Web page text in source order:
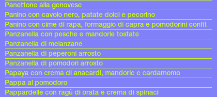
Panettone alla genovese
Panino con cavolo nero, patate dolci e pecorino
Panino con cime di rapa, formaggio di capra e pomodorini confit
Panzanella con pesche e mandorle tostate
Panzanella di melanzane
Panzanella di peperoni arrosto
Panzanella di pomodori arrosto
Papaya con crema di anacardi, mandorle e cardamomo
Pappa al pomodoro
Pappardelle con ragù di orata e crema di spinaci